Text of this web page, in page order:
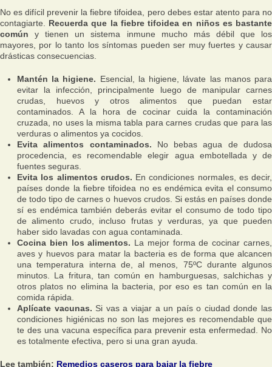
No es difícil prevenir la fiebre tifoidea, pero debes estar atento para no
contagiarte. Recuerda que la fiebre tifoidea en niños es bastante
común y tienen un sistema inmune mucho más débil que los
mayores, por lo tanto los síntomas pueden ser muy fuertes y causar
drásticas consecuencias.
Mantén la higiene. Esencial, la higiene, lávate las manos para
evitar la infección, principalmente luego de manipular carnes
crudas, huevos y otros alimentos que puedan estar
contaminados. A la hora de cocinar cuida la contaminación
cruzada, no uses la misma tabla para carnes crudas que para las
verduras o alimentos ya cocidos.
Evita alimentos contaminados. No bebas agua de dudosa
procedencia, es recomendable elegir agua embotellada y de
fuentes seguras.
Evita los alimentos crudos. En condiciones normales, es decir,
países donde la fiebre tifoidea no es endémica evita el consumo
de todo tipo de carnes o huevos crudos. Si estás en países donde
sí es endémica también deberás evitar el consumo de todo tipo
de alimento crudo, incluso frutas y verduras, ya que pueden
haber sido lavadas con agua contaminada.
Cocina bien los alimentos. La mejor forma de cocinar carnes,
aves y huevos para matar la bacteria es de forma que alcancen
una temperatura interna de, al menos, 75ºC durante algunos
minutos. La fritura, tan común en hamburguesas, salchichas y
otros platos no elimina la bacteria, por eso es tan común en la
comida rápida.
Aplícate vacunas. Si vas a viajar a un país o ciudad donde las
condiciones higiénicas no son las mejores es recomendable que
te des una vacuna específica para prevenir esta enfermedad. No
es totalmente efectiva, pero si una gran ayuda.
Lee también: Remedios caseros para bajar la fiebre